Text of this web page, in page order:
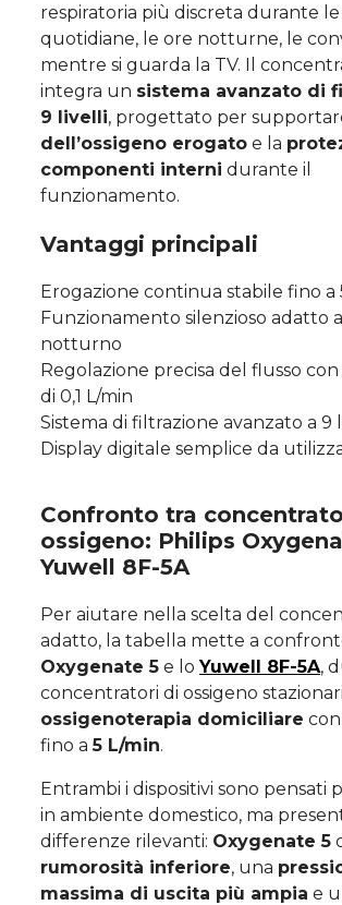
respiratoria più discreta durante
quotidiane, le ore notturne, le
mentre si guarda la TV. Il
integra un sistema avanzato di
9 livelli, progettato per
dell’ossigeno erogato e la
componenti interni durante il
funzionamento.
Vantaggi principali
Erogazione continua stabile fino a
Funzionamento silenzioso adatto
notturno
Regolazione precisa del flusso
di 0,1 L/min
Sistema di filtrazione avanzato a 9
Display digitale semplice da
Confronto tra
ossigeno: Philips
Yuwell 8F-5A
Per aiutare nella scelta del
adatto, la tabella mette a
Oxygenate 5 e loYuwell 8F-5A,
concentratori di ossigeno
ossigenoterapia domiciliare
fino a5 L/min.
Entrambi i dispositivi sono pensati
in ambiente domestico, ma
differenze rilevanti: Oxygenate 5
rumorosità inferiore, una
massima di uscita più ampia e